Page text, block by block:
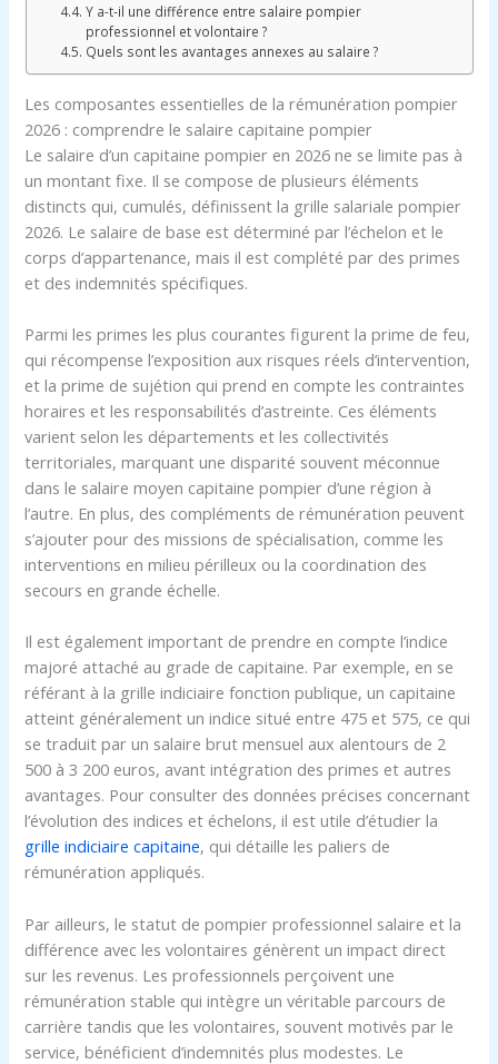
Y a-t-il une différence entre salaire pompier
professionnel et volontaire ?
Quels sont les avantages annexes au salaire ?
Les composantes essentielles de la rémunération pompier
2026 : comprendre le salaire capitaine pompier
Le salaire d’un capitaine pompier en 2026 ne se limite pas à
un montant fixe. Il se compose de plusieurs éléments
distincts qui, cumulés, définissent la grille salariale pompier
2026. Le salaire de base est déterminé par l’échelon et le
corps d’appartenance, mais il est complété par des primes
et des indemnités spécifiques.
Parmi les primes les plus courantes figurent la prime de feu,
qui récompense l’exposition aux risques réels d’intervention,
et la prime de sujétion qui prend en compte les contraintes
horaires et les responsabilités d’astreinte. Ces éléments
varient selon les départements et les collectivités
territoriales, marquant une disparité souvent méconnue
dans le salaire moyen capitaine pompier d’une région à
l’autre. En plus, des compléments de rémunération peuvent
s’ajouter pour des missions de spécialisation, comme les
interventions en milieu périlleux ou la coordination des
secours en grande échelle.
Il est également important de prendre en compte l’indice
majoré attaché au grade de capitaine. Par exemple, en se
référant à la grille indiciaire fonction publique, un capitaine
atteint généralement un indice situé entre 475 et 575, ce qui
se traduit par un salaire brut mensuel aux alentours de 2
500 à 3 200 euros, avant intégration des primes et autres
avantages. Pour consulter des données précises concernant
l’évolution des indices et échelons, il est utile d’étudier la
grille indiciaire capitaine, qui détaille les paliers de
rémunération appliqués.
Par ailleurs, le statut de pompier professionnel salaire et la
différence avec les volontaires génèrent un impact direct
sur les revenus. Les professionnels perçoivent une
rémunération stable qui intègre un véritable parcours de
carrière tandis que les volontaires, souvent motivés par le
service, bénéficient d’indemnités plus modestes. Le